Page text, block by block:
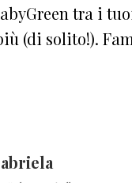
tra i
(di solito!).